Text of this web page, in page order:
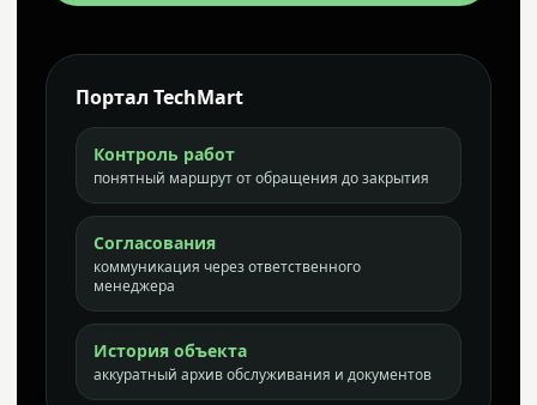
Портал TechMart
Контроль работ
понятный маршрут от обращения до закрытия
Согласования
коммуникация через ответственного
менеджера
История объекта
аккуратный архив обслуживания и документов